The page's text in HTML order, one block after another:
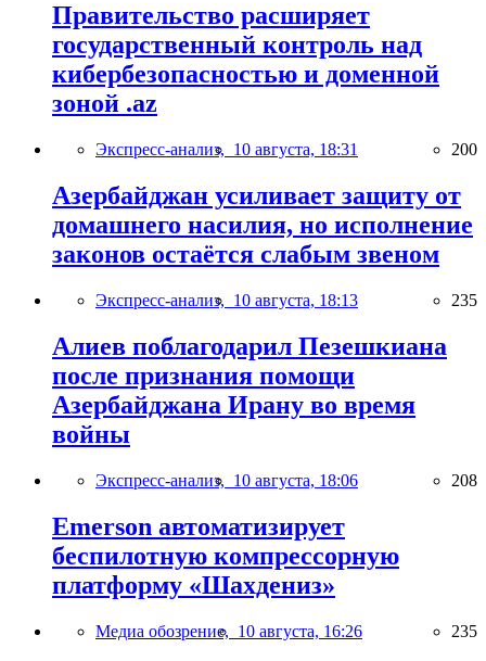
Правительство расширяет
государственный контроль над
кибербезопасностью и доменной
зоной .az
Экспресс-анализ, 10 августа, 18:31 200
Азербайджан усиливает защиту от
домашнего насилия, но исполнение
законов остаётся слабым звеном
Экспресс-анализ, 10 августа, 18:13 235
Алиев поблагодарил Пезешкиана
после признания помощи
Азербайджана Ирану во время
войны
Экспресс-анализ, 10 августа, 18:06 208
Emerson автоматизирует
беспилотную компрессорную
платформу «Шахдениз»
Медиа обозрение, 10 августа, 16:26 235